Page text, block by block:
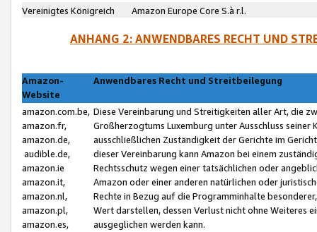
Vereinigtes Königreich
Amazon Europe Core S.à r.l.
ANHANG 2: ANWENDBARES RECHT UND
Amazon-
Website
Anwendbares Recht und Streitbeilegung
amazon.com.be,
amazon.fr,
amazon.de,
audible.de,
amazon.ie
amazon.it,
amazon.nl,
amazon.pl,
amazon.es,
Diese Vereinbarung und Streitigkeiten aller Art, die
Großherzogtums Luxemburg unter Ausschluss
ausschließlichen Zuständigkeit der Gerichte im
dieser Vereinbarung kann Amazon bei einem
Rechtsschutz wegen einer tatsächlichen oder
Amazon oder einer anderen natürlichen oder
Rechte in Bezug auf die Programminhalte
Wert darstellen, dessen Verlust nicht ohne Weiteres
ausgeglichen werden kann.